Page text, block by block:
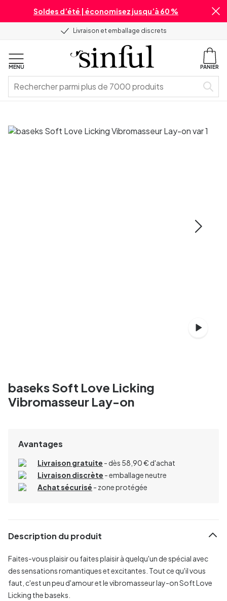
Soldes d’été | économisez jusqu’à 60 %
Livraison et emballage discrets
MENU PANIER
baseks Soft Love Licking
Vibromasseur Lay-on
Avantages
Livraison gratuite - dès 58,90 € d'achat
Livraison discrète - emballage neutre
Achat sécurisé - zone protégée
Description du produit
Faites-vous plaisir ou faites plaisir à quelqu'un de spécial avec
des sensations romantiques et excitantes. Tout ce qu'il vous
faut, c'est un peu d'amour et le vibromasseur lay-on Soft Love
Licking the baseks.